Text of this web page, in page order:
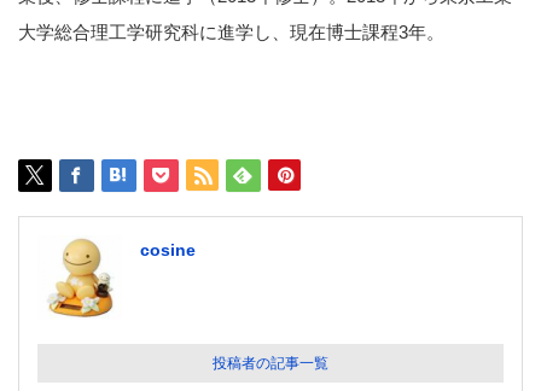
大学総合理工学研究科に進学し、現在博士課程3年。
cosine
投稿者の記事一覧